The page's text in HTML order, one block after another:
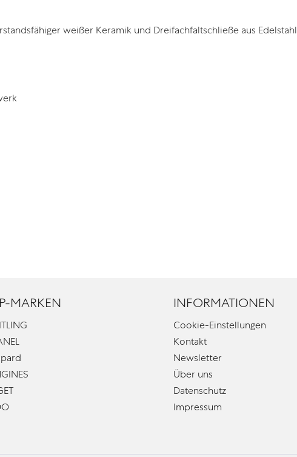
weißer Keramik und Dreifachfaltschließe aus Edelstahl
MARKEN INFORMATIONEN
Cookie-Einstellungen
Kontakt
Newsletter
Über uns
Datenschutz
Impressum